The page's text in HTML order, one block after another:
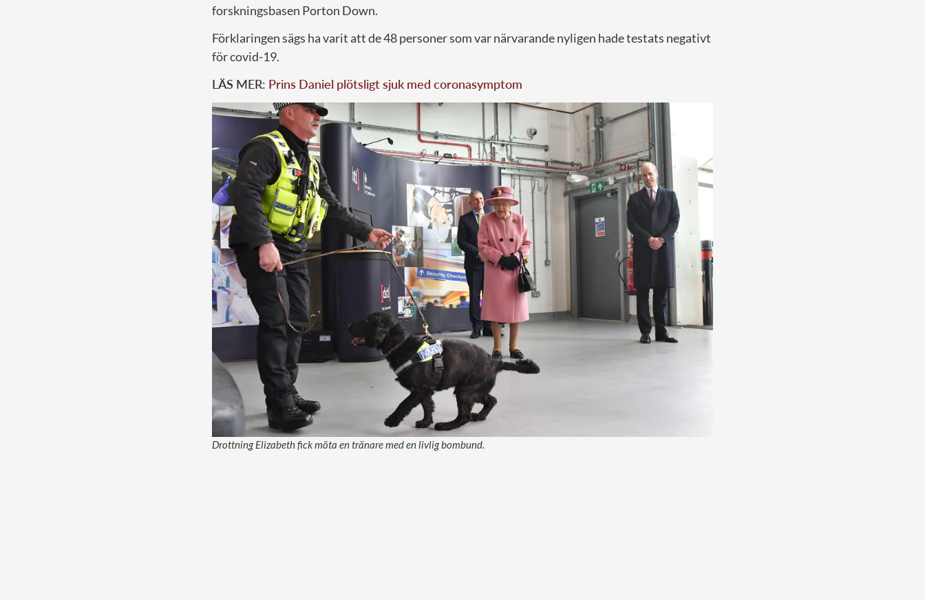
forskningsbasen Porton Down.
Förklaringen sägs ha varit att de 48 personer som var närvarande nyligen hade testats negativt
för covid-19.
LÄS MER: Prins Daniel plötsligt sjuk med coronasymptom
Drottning Elizabeth fick möta en tränare med en livlig bombund.